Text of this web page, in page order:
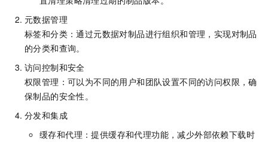
元数据管理
标签和分类：通过元数据对制品进行组织和管理，实现对制品
的分类和查询。
访问控制和安全
权限管理：可以为不同的用户和团队设置不同的访问权限，确
保制品的安全性。
分发和集成
缓存和代理：提供缓存和代理功能，减少外部依赖下载时